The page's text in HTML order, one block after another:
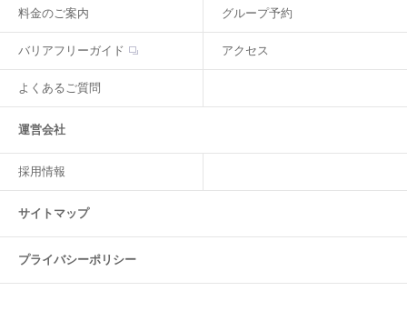
料金のご案内 グループ予約
バリアフリーガイド アクセス
よくあるご質問
運営会社
採用情報
サイトマップ
プライバシーポリシー